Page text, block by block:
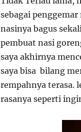
sebagai
nasinya bagus
pembuat nasi
saya akhirnya
saya bisa bilang
rempahnya terasa.
rasanya seperti